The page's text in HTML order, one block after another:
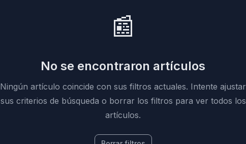
📰
No se encontraron artículos
Ningún artículo coincide con sus filtros actuales. Intente ajustar
sus criterios de búsqueda o borrar los filtros para ver todos los
artículos.